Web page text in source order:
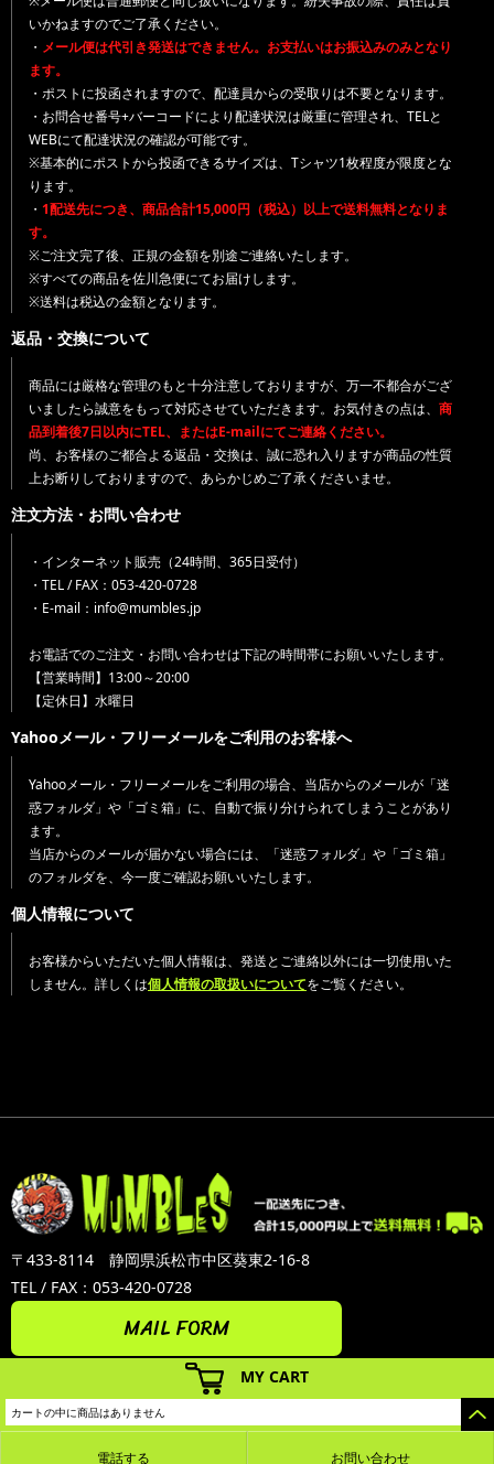
MY CART
カートの中に商品はありません
いかねますのでご了承ください。
・ メール便は代引き発送はできません。お支払いはお振込みのみとなり
ます。
・ポストに投函されますので、配達員からの受取りは不要となります。
・お問合せ番号+バーコードにより配達状況は厳重に管理され、TELと
WEBにて配達状況の確認が可能です。
※基本的にポストから投函できるサイズは、Tシャツ1枚程度が限度とな
ります。
・ 1配送先につき、商品合計15,000円（税込）以上で送料無料となりま
す。
※ご注文完了後、正規の金額を別途ご連絡いたします。
※すべての商品を佐川急便にてお届けします。
※送料は税込の金額となります。
返品・交換について
商品には厳格な管理のもと十分注意しておりますが、万一不都合がござ
いましたら誠意をもって対応させていただきます。お気付きの点は、 商
品到着後7日以内にTEL、またはE-mailにてご連絡ください。
尚、お客様のご都合よる返品・交換は、誠に恐れ入りますが商品の性質
上お断りしておりますので、あらかじめご了承くださいませ。
注文方法・お問い合わせ
・インターネット販売（24時間、365日受付）
・TEL / FAX：053-420-0728
・E-mail：info@mumbles.jp
お電話でのご注文・お問い合わせは下記の時間帯にお願いいたします。
【営業時間】13:00～20:00
【定休日】水曜日
Yahooメール・フリーメールをご利用のお客様へ
Yahooメール・フリーメールをご利用の場合、当店からのメールが「迷
惑フォルダ」や「ゴミ箱」に、自動で振り分けられてしまうことがあり
ます。
当店からのメールが届かない場合には、「迷惑フォルダ」や「ゴミ箱」
のフォルダを、今一度ご確認お願いいたします。
個人情報について
お客様からいただいた個人情報は、発送とご連絡以外には一切使用いた
しません。詳しくは個人情報の取扱いについてをご覧ください。
〒433-8114 静岡県浜松市中区葵東2-16-8
TEL / FAX：053-420-0728
MAIL FORM
電話する お問い合わせ